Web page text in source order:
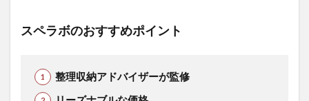
スペラボのおすすめポイント
整理収納アドバイザーが監修